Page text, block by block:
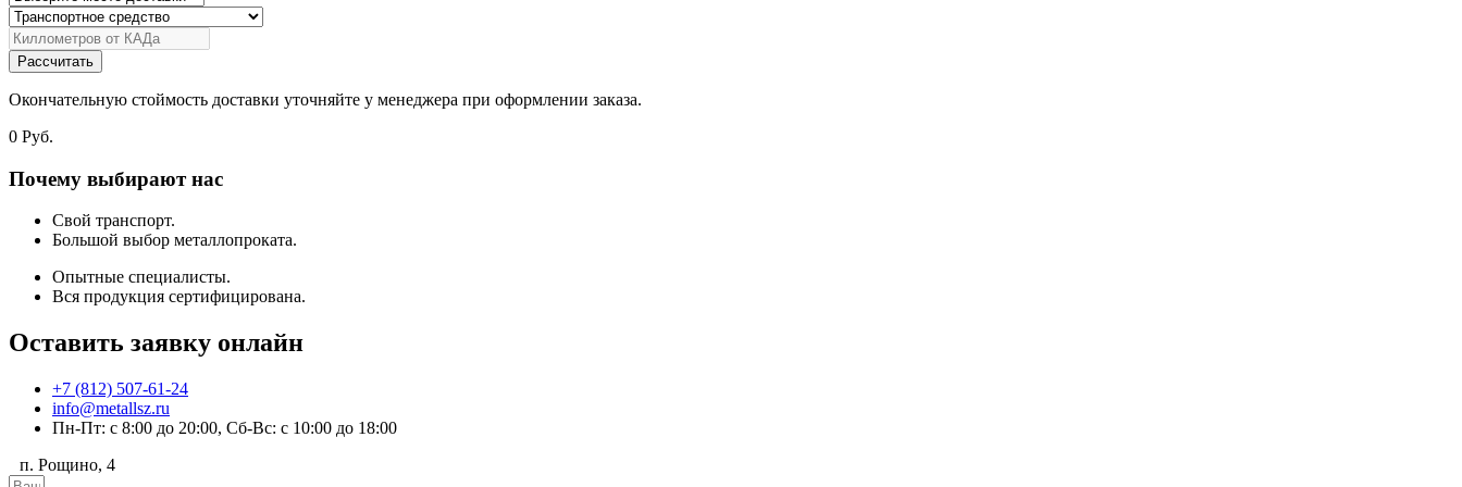
Рассчитать
Окончательную стоймость доставки уточняйте у менеджера при оформлении заказа.
0 Руб.
Почему выбирают нас
Свой транспорт.
Большой выбор металлопроката.
Опытные специалисты.
Вся продукция сертифицирована.
Оставить заявку онлайн
+7 (812) 507-61-24
info@metallsz.ru
Пн-Пт: с 8:00 до 20:00, Сб-Вс: с 10:00 до 18:00
п. Рощино, 4